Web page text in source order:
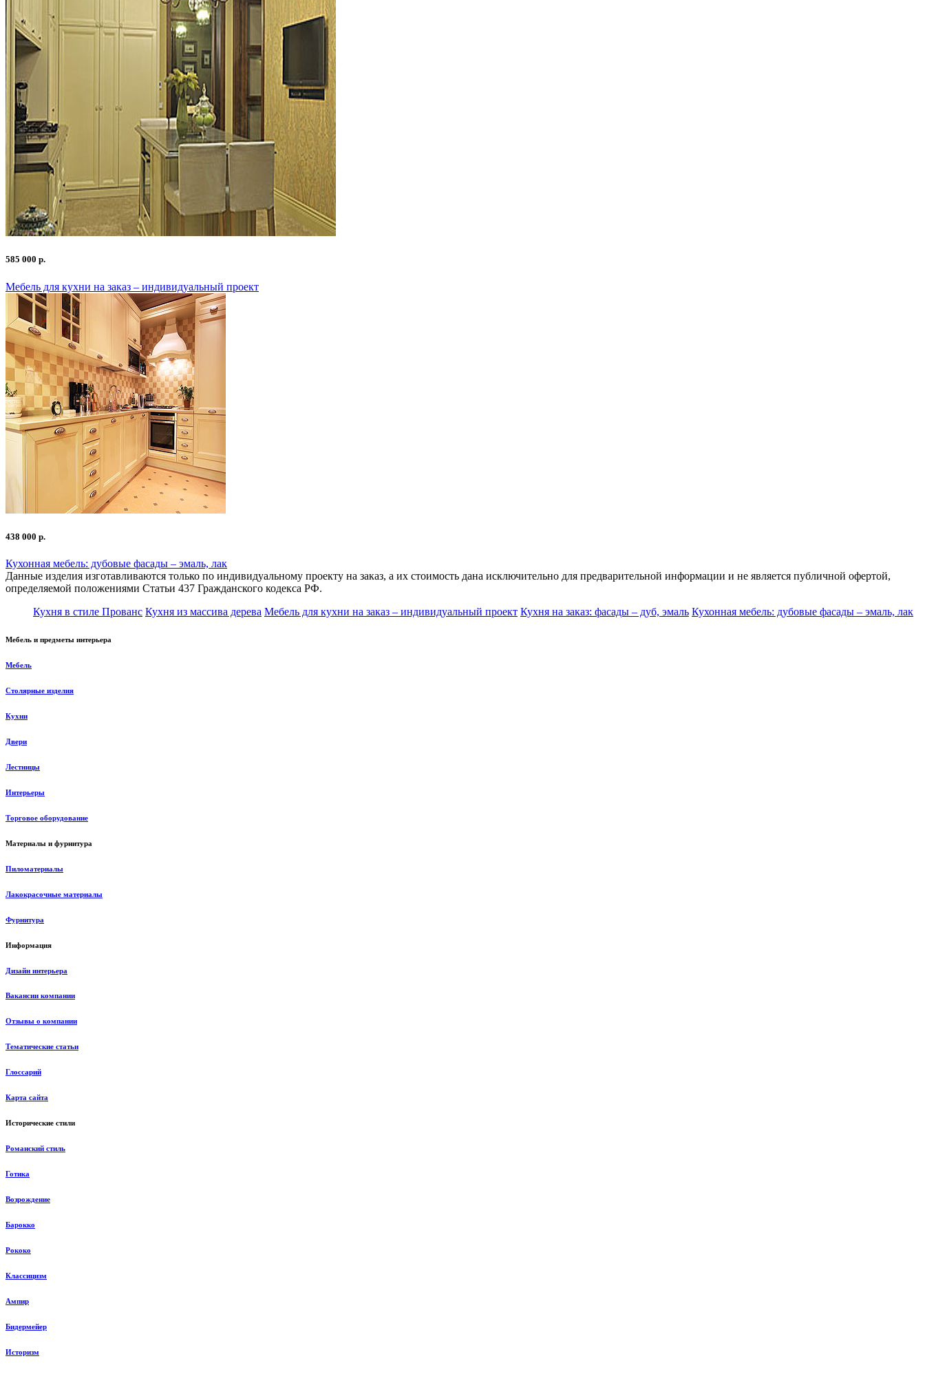
585 000 р.
Мебель для кухни на заказ – индивидуальный проект
438 000 р.
Кухонная мебель: дубовые фасады – эмаль, лак
Данные изделия изготавливаются только по индивидуальному проекту на заказ, а их стоимость дана исключительно для предварительной информации и не является публичной офертой,
определяемой положениями Статьи 437 Гражданского кодекса РФ.
Кухня в стиле Прованс Кухня из массива дерева Мебель для кухни на заказ – индивидуальный проект Кухня на заказ: фасады – дуб, эмаль Кухонная мебель: дубовые фасады – эмаль, лак
Мебель и предметы интерьера
Мебель
Столярные изделия
Кухни
Двери
Лестницы
Интерьеры
Торговое оборудование
Материалы и фурнитура
Пиломатериалы
Лакокрасочные материалы
Фурнитура
Информация
Дизайн интерьера
Вакансии компании
Отзывы о компании
Тематические статьи
Глоссарий
Карта сайта
Исторические стили
Романский стиль
Готика
Возрождение
Барокко
Рококо
Классицизм
Ампир
Бидермейер
Историзм